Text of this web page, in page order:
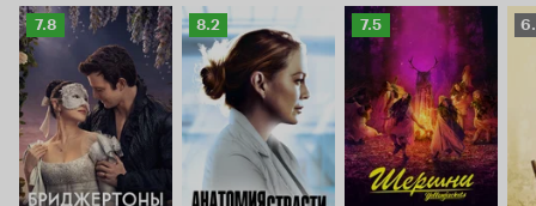
Рейтинг
Кинопоиска
7.8
7.8
Рейтинг
Кинопоиска
8.2
8.2
Рейтинг
Кинопоиска
7.5